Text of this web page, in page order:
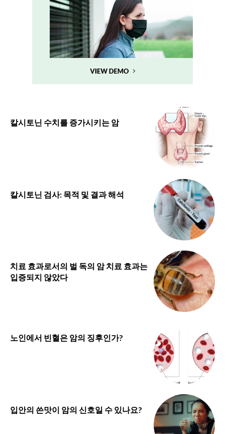
칼시토닌 수치를 증가시키는 암
칼시토닌 검사: 목적 및 결과 해석
치료 효과로서의 벌 독의 암 치료 효과는
입증되지 않았다
노인에서 빈혈은 암의 징후인가?
입안의 쓴맛이 암의 신호일 수 있나요?